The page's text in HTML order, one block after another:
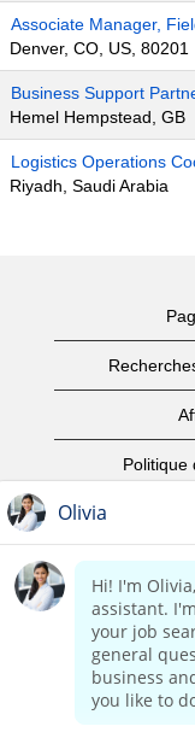
Associate Manager,
Denver, CO, US, 80201
Business Support
Hemel Hempstead, GB
Logistics Operations
Riyadh, Saudi Arabia
Politique
Page